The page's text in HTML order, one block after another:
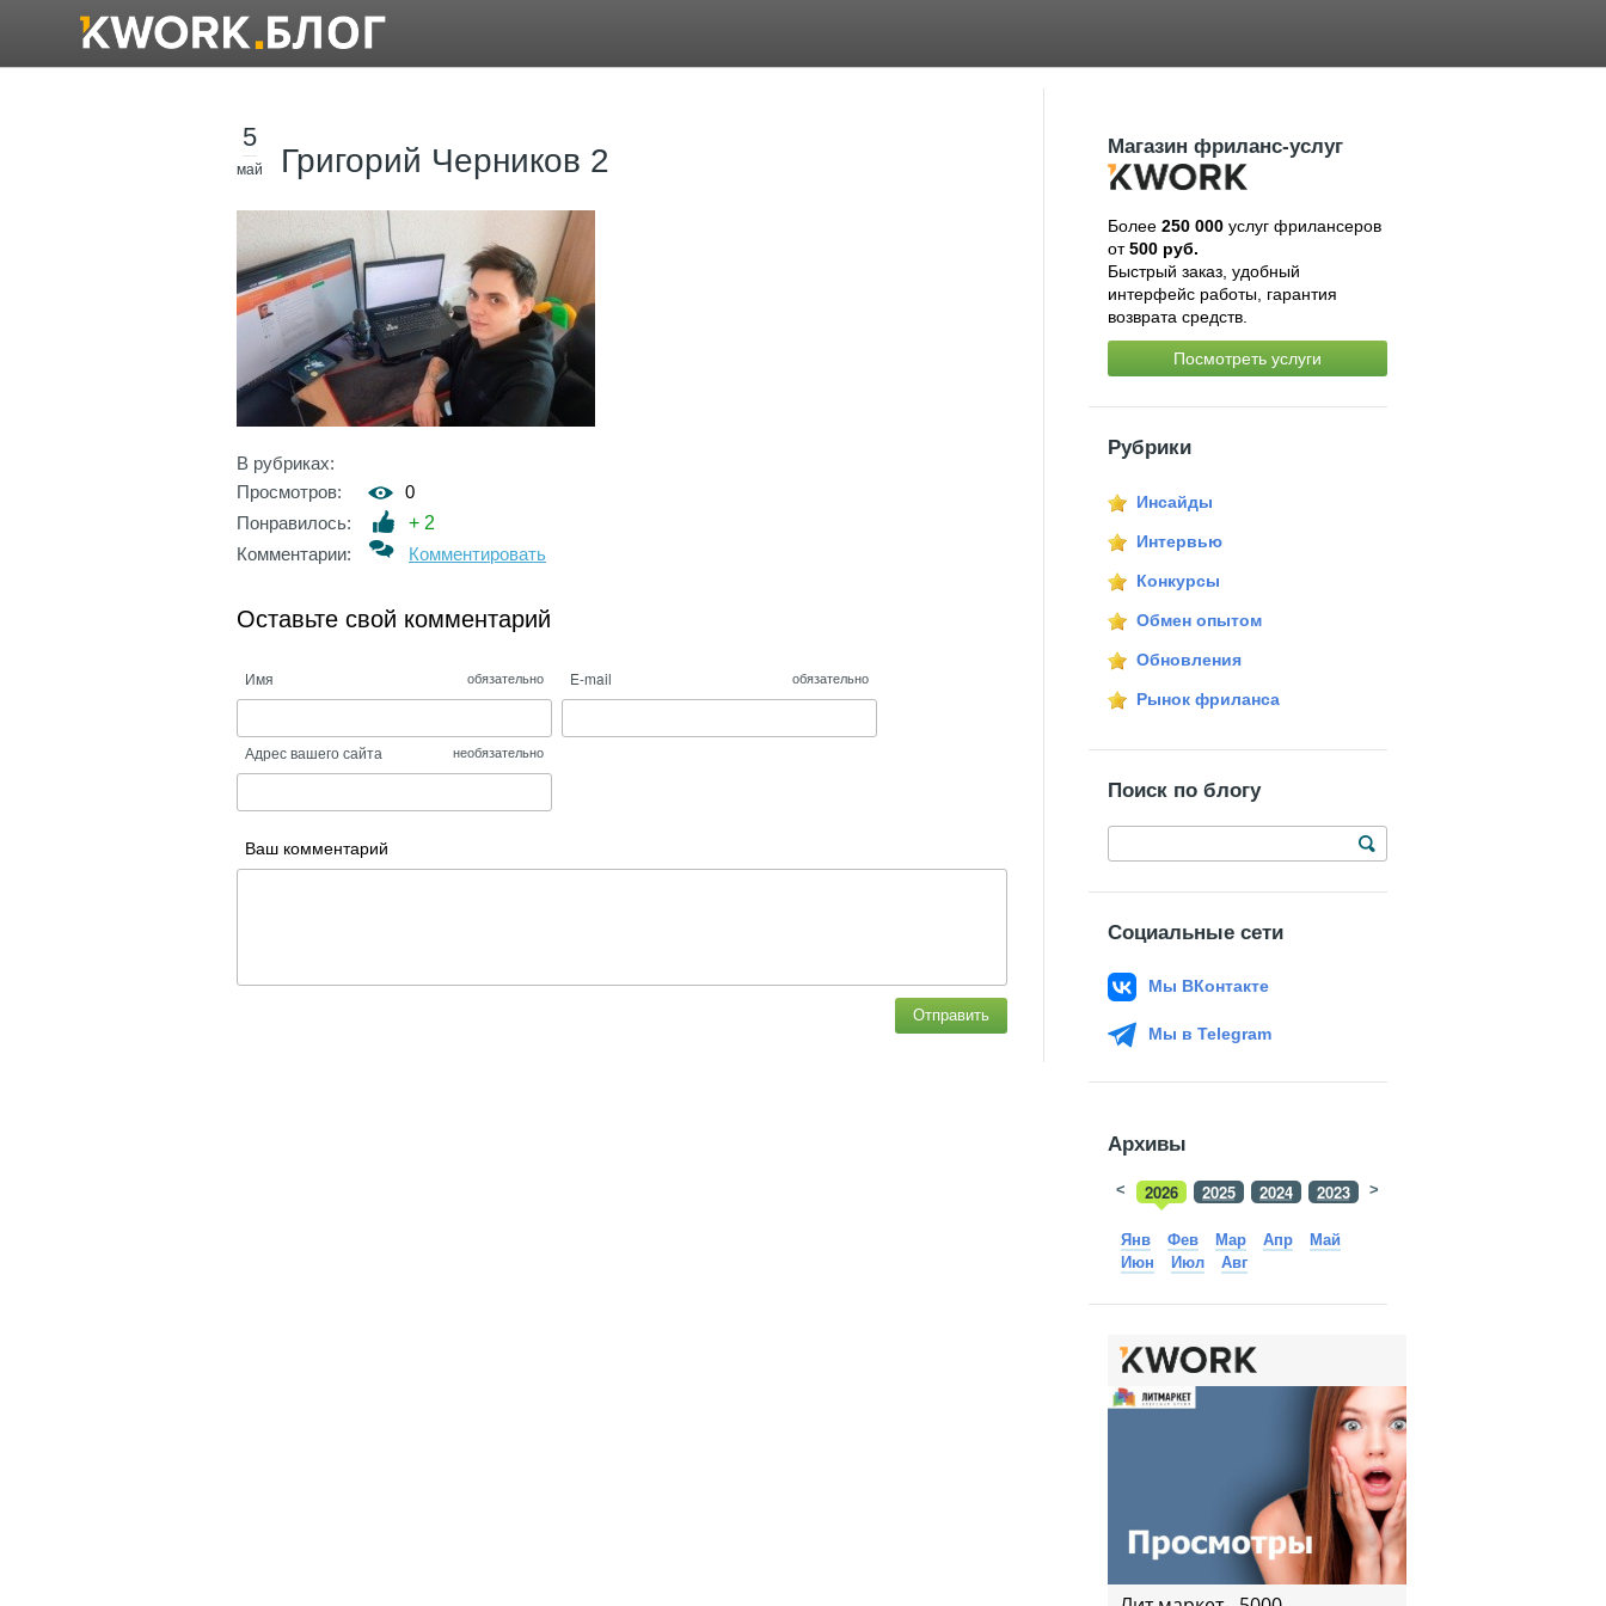
5
май Григорий Черников 2
В рубриках:
Просмотров:
0
Понравилось:
+ 2
Комментарии:
Комментировать
Оставьте свой комментарий
Имя обязательно E-mail обязательно
Адрес вашего сайта необязательно
Ваш комментарий
Отправить
Магазин фриланс-услуг
Более 250 000услуг фрилансеров
от500 руб.
Быстрый заказ, удобный
интерфейс работы, гарантия
возврата средств.
Посмотреть услуги
Рубрики
Инсайды
Интервью
Конкурсы
Обмен опытом
Обновления
Рынок фриланса
Поиск по блогу
Социальные сети
Мы ВКонтакте
Мы в Telegram
Архивы
2026 2025 2024 2023 2022
< >
Янв Фев Мар Апр
Май
Июн
Июл Авг